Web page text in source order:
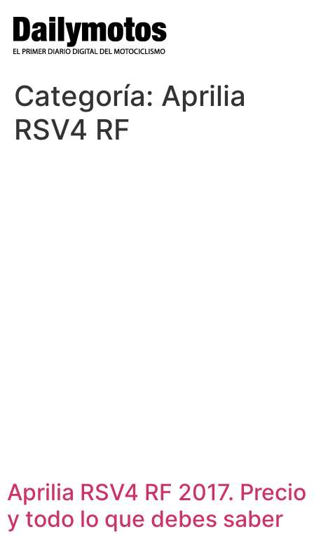
contenido
Categoría: Aprilia
RSV4 RF
Aprilia RSV4 RF 2017. Precio
y todo lo que debes saber